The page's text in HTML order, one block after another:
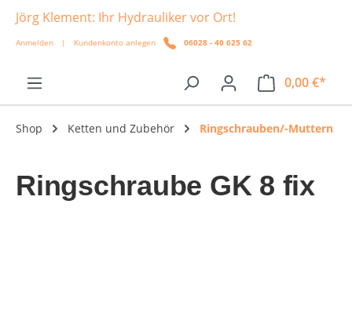
springen
Jörg Klement: Ihr Hydrauliker vor Ort!
Anmelden | Kundenkonto anlegen 06028 - 40 625 62
0,00 €*
Shop Ketten und Zubehör Ringschrauben/-Muttern
Ringschraube GK 8 fix